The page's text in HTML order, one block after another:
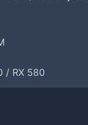
/ RX 580